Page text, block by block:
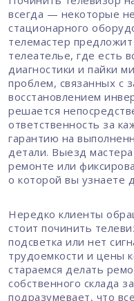
Починить телевизор
всегда — некоторые
стационарного
телемастер
телеателье, где есть
диагностики и пайки
проблем, связанных с
восстановлением
решается
ответственность за
гарантию на
детали. Выезд
ремонте или
о которой вы узнаете
Нередко клиенты
стоит починить
подсветка или нет
трудоемкости и цены
стараемся делать
собственного склада